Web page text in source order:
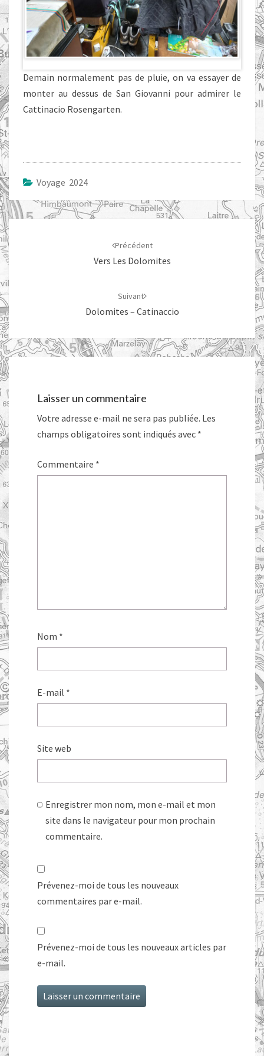
Demain normalement pas de pluie, on va essayer de
monter au dessus de San Giovanni pour admirer le
Cattinacio Rosengarten.
Voyage 2024
Navigation
d'article
Précédent
Vers Les Dolomites
Suivant
Dolomites – Catinaccio
Laisser un commentaire
Votre adresse e-mail ne sera pas publiée. Les
champs obligatoires sont indiqués avec *
Commentaire *
Nom *
E-mail *
Site web
Enregistrer mon nom, mon e-mail et mon
site dans le navigateur pour mon prochain
commentaire.
Prévenez-moi de tous les nouveaux
commentaires par e-mail.
Prévenez-moi de tous les nouveaux articles par
e-mail.